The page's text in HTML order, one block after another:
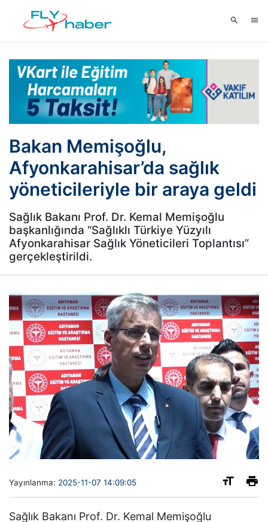
Bakan Memişoğlu,
Afyonkarahisar’da sağlık
yöneticileriyle bir araya geldi
Sağlık Bakanı Prof. Dr. Kemal Memişoğlu
başkanlığında “Sağlıklı Türkiye Yüzyılı
Afyonkarahisar Sağlık Yöneticileri Toplantısı”
gerçekleştirildi.
Yayınlanma: 2025-11-07 14:09:05
Sağlık Bakanı Prof. Dr. Kemal Memişoğlu